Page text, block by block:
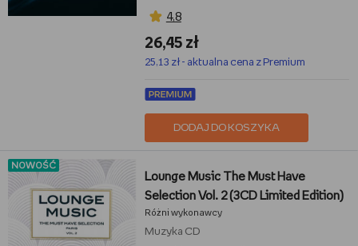
4,8
26,45 zł
25,13 zł - aktualna cena z Premium
DODAJ DO KOSZYKA
NOWOŚĆ
Lounge Music The Must Have
Selection Vol. 2 (3CD Limited Edition)
Różni wykonawcy
Muzyka CD